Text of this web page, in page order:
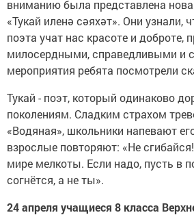
вниманию была представлена
«Тукай иленә сәяхәт». Они узнали,
поэта учат нас красоте и доброте,
милосердными, справедливыми и
мероприятия ребята посмотрели
Тукай - поэт, который одинаково
поколениям. Сладким страхом
«Водяная», школьники напевают
взрослые повторяют: «Не
мире мелкоты. Если надо, пусть в
согнётся, а не ты».
24 апреля учащиеся 8 класса